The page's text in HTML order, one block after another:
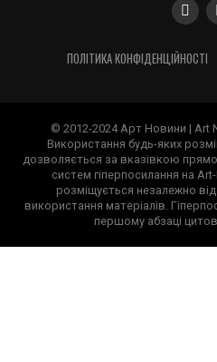
ПОЛІТИКА КОНФІДЕНЦІЙНОСТІ
© 2012-2024 Арт Новини | Art
Використання будь-яких
дозволяється за вказівкою
систем гіперпосилання на
розміщується незалежно
використання матеріалів.
першому абзаці